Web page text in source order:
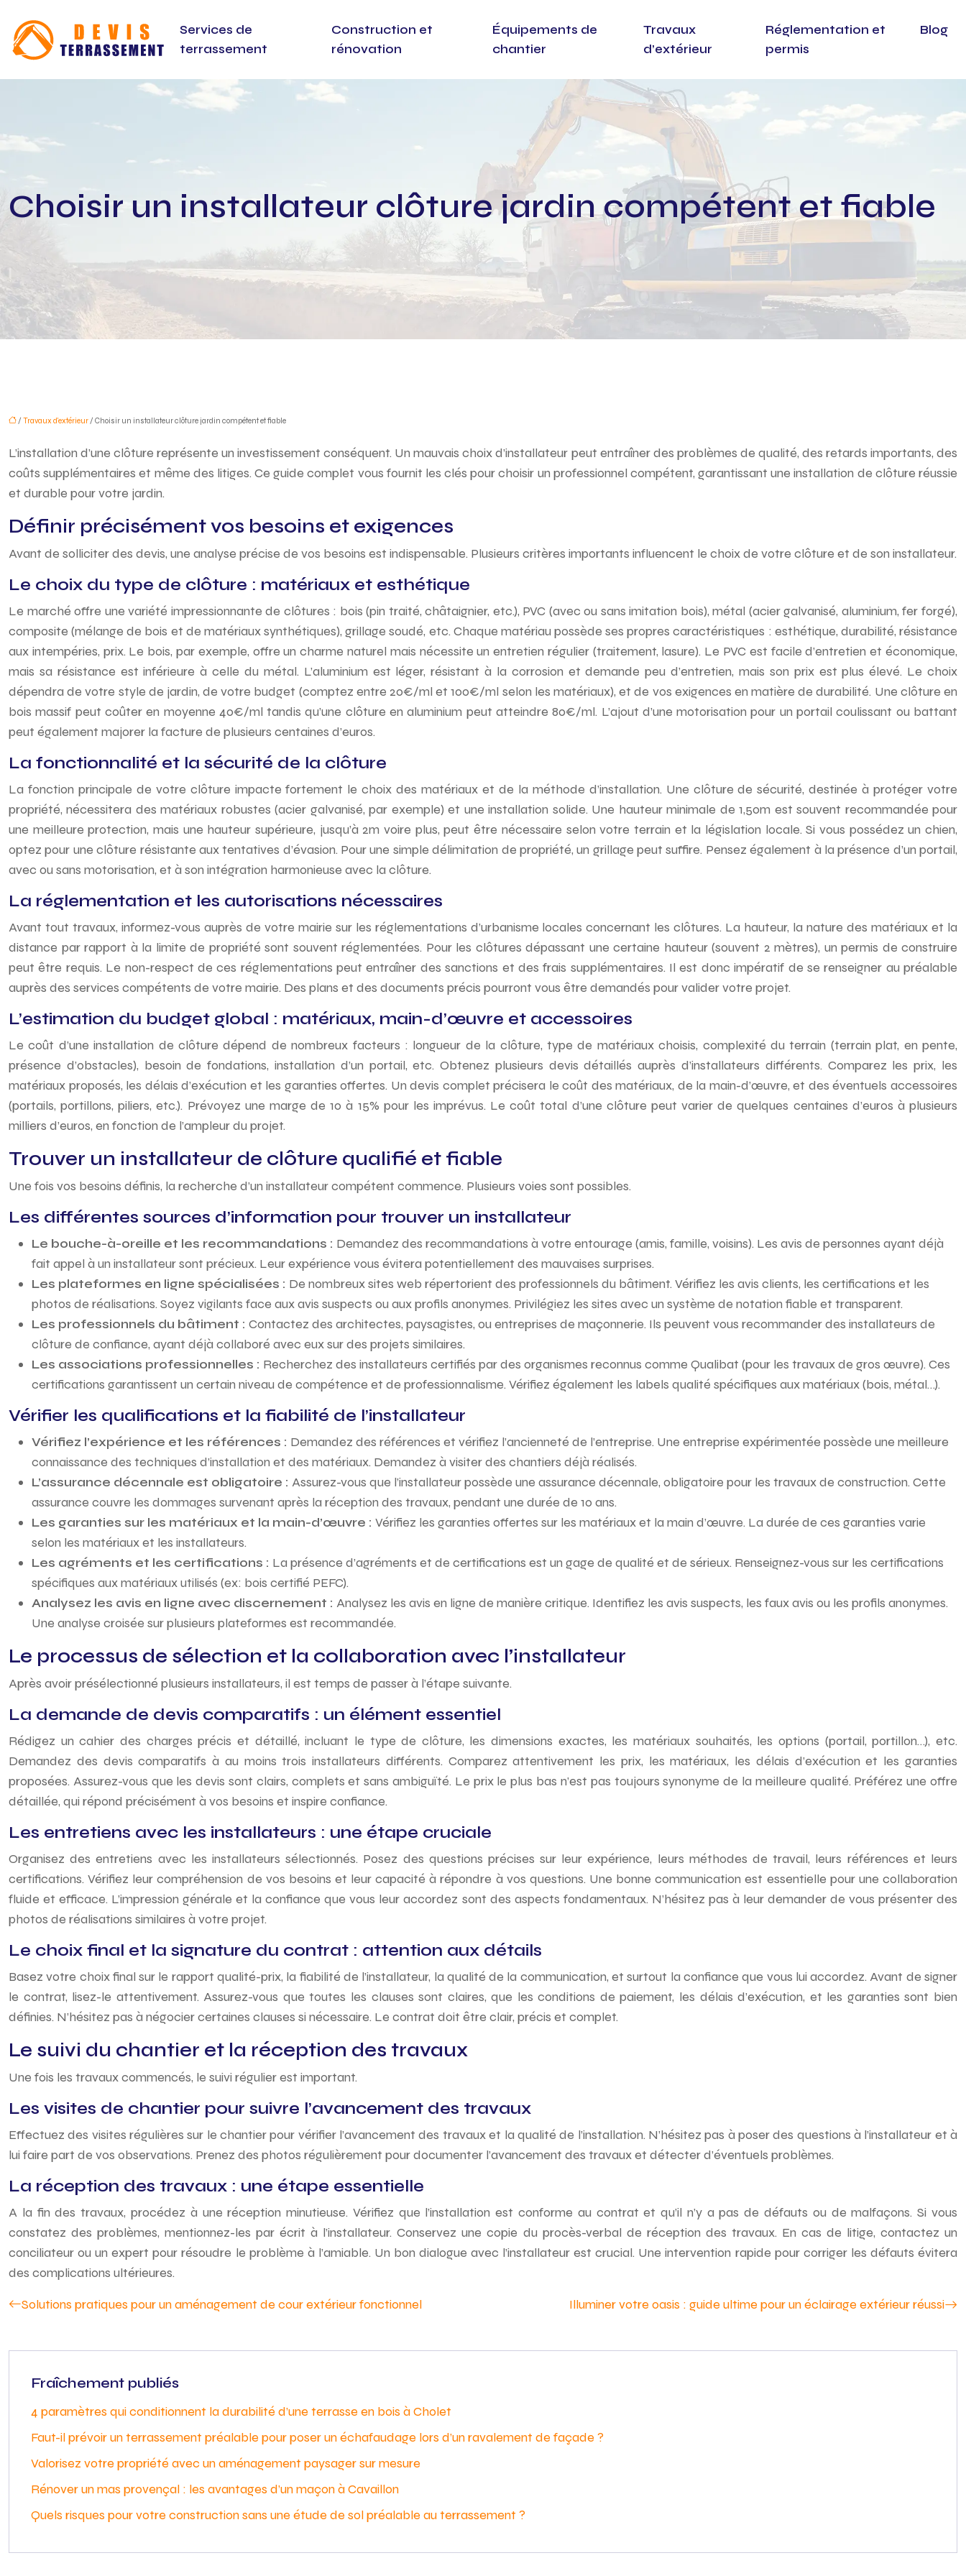
Services de
terrassement
Construction et
rénovation
Équipements de
chantier
Travaux
d’extérieur
Réglementation et
permis
Blog
Choisir un installateur clôture jardin compétent et fiable
/ Travaux d'extérieur/ Choisir un installateur clôture jardin compétent et fiable
L’installation d’une clôture représente un investissement conséquent. Un mauvais choix d’installateur peut entraîner des problèmes de qualité, des retards importants, des
coûts supplémentaires et même des litiges. Ce guide complet vous fournit les clés pour choisir un professionnel compétent, garantissant une installation de clôture réussie
et durable pour votre jardin.
Définir précisément vos besoins et exigences
Avant de solliciter des devis, une analyse précise de vos besoins est indispensable. Plusieurs critères importants influencent le choix de votre clôture et de son installateur.
Le choix du type de clôture : matériaux et esthétique
Le marché offre une variété impressionnante de clôtures : bois (pin traité, châtaignier, etc.), PVC (avec ou sans imitation bois), métal (acier galvanisé, aluminium, fer forgé),
composite (mélange de bois et de matériaux synthétiques), grillage soudé, etc. Chaque matériau possède ses propres caractéristiques : esthétique, durabilité, résistance
aux intempéries, prix. Le bois, par exemple, offre un charme naturel mais nécessite un entretien régulier (traitement, lasure). Le PVC est facile d’entretien et économique,
mais sa résistance est inférieure à celle du métal. L’aluminium est léger, résistant à la corrosion et demande peu d’entretien, mais son prix est plus élevé. Le choix
dépendra de votre style de jardin, de votre budget (comptez entre 20€/ml et 100€/ml selon les matériaux), et de vos exigences en matière de durabilité. Une clôture en
bois massif peut coûter en moyenne 40€/ml tandis qu’une clôture en aluminium peut atteindre 80€/ml. L’ajout d’une motorisation pour un portail coulissant ou battant
peut également majorer la facture de plusieurs centaines d’euros.
La fonctionnalité et la sécurité de la clôture
La fonction principale de votre clôture impacte fortement le choix des matériaux et de la méthode d’installation. Une clôture de sécurité, destinée à protéger votre
propriété, nécessitera des matériaux robustes (acier galvanisé, par exemple) et une installation solide. Une hauteur minimale de 1,50m est souvent recommandée pour
une meilleure protection, mais une hauteur supérieure, jusqu’à 2m voire plus, peut être nécessaire selon votre terrain et la législation locale. Si vous possédez un chien,
optez pour une clôture résistante aux tentatives d’évasion. Pour une simple délimitation de propriété, un grillage peut suffire. Pensez également à la présence d’un portail,
avec ou sans motorisation, et à son intégration harmonieuse avec la clôture.
La réglementation et les autorisations nécessaires
Avant tout travaux, informez-vous auprès de votre mairie sur les réglementations d’urbanisme locales concernant les clôtures. La hauteur, la nature des matériaux et la
distance par rapport à la limite de propriété sont souvent réglementées. Pour les clôtures dépassant une certaine hauteur (souvent 2 mètres), un permis de construire
peut être requis. Le non-respect de ces réglementations peut entraîner des sanctions et des frais supplémentaires. Il est donc impératif de se renseigner au préalable
auprès des services compétents de votre mairie. Des plans et des documents précis pourront vous être demandés pour valider votre projet.
L’estimation du budget global : matériaux, main-d’œuvre et accessoires
Le coût d’une installation de clôture dépend de nombreux facteurs : longueur de la clôture, type de matériaux choisis, complexité du terrain (terrain plat, en pente,
présence d’obstacles), besoin de fondations, installation d’un portail, etc. Obtenez plusieurs devis détaillés auprès d’installateurs différents. Comparez les prix, les
matériaux proposés, les délais d’exécution et les garanties offertes. Un devis complet précisera le coût des matériaux, de la main-d’œuvre, et des éventuels accessoires
(portails, portillons, piliers, etc.). Prévoyez une marge de 10 à 15% pour les imprévus. Le coût total d’une clôture peut varier de quelques centaines d’euros à plusieurs
milliers d’euros, en fonction de l’ampleur du projet.
Trouver un installateur de clôture qualifié et fiable
Une fois vos besoins définis, la recherche d’un installateur compétent commence. Plusieurs voies sont possibles.
Les différentes sources d’information pour trouver un installateur
Le bouche-à-oreille et les recommandations : Demandez des recommandations à votre entourage (amis, famille, voisins). Les avis de personnes ayant déjà
fait appel à un installateur sont précieux. Leur expérience vous évitera potentiellement des mauvaises surprises.
Les plateformes en ligne spécialisées : De nombreux sites web répertorient des professionnels du bâtiment. Vérifiez les avis clients, les certifications et les
photos de réalisations. Soyez vigilants face aux avis suspects ou aux profils anonymes. Privilégiez les sites avec un système de notation fiable et transparent.
Les professionnels du bâtiment : Contactez des architectes, paysagistes, ou entreprises de maçonnerie. Ils peuvent vous recommander des installateurs de
clôture de confiance, ayant déjà collaboré avec eux sur des projets similaires.
Les associations professionnelles : Recherchez des installateurs certifiés par des organismes reconnus comme Qualibat (pour les travaux de gros œuvre). Ces
certifications garantissent un certain niveau de compétence et de professionnalisme. Vérifiez également les labels qualité spécifiques aux matériaux (bois, métal…).
Vérifier les qualifications et la fiabilité de l’installateur
Vérifiez l’expérience et les références : Demandez des références et vérifiez l’ancienneté de l’entreprise. Une entreprise expérimentée possède une meilleure
connaissance des techniques d’installation et des matériaux. Demandez à visiter des chantiers déjà réalisés.
L’assurance décennale est obligatoire : Assurez-vous que l’installateur possède une assurance décennale, obligatoire pour les travaux de construction. Cette
assurance couvre les dommages survenant après la réception des travaux, pendant une durée de 10 ans.
Les garanties sur les matériaux et la main-d’œuvre : Vérifiez les garanties offertes sur les matériaux et la main d’œuvre. La durée de ces garanties varie
selon les matériaux et les installateurs.
Les agréments et les certifications : La présence d’agréments et de certifications est un gage de qualité et de sérieux. Renseignez-vous sur les certifications
spécifiques aux matériaux utilisés (ex: bois certifié PEFC).
Analysez les avis en ligne avec discernement : Analysez les avis en ligne de manière critique. Identifiez les avis suspects, les faux avis ou les profils anonymes.
Une analyse croisée sur plusieurs plateformes est recommandée.
Le processus de sélection et la collaboration avec l’installateur
Après avoir présélectionné plusieurs installateurs, il est temps de passer à l’étape suivante.
La demande de devis comparatifs : un élément essentiel
Rédigez un cahier des charges précis et détaillé, incluant le type de clôture, les dimensions exactes, les matériaux souhaités, les options (portail, portillon…), etc.
Demandez des devis comparatifs à au moins trois installateurs différents. Comparez attentivement les prix, les matériaux, les délais d’exécution et les garanties
proposées. Assurez-vous que les devis sont clairs, complets et sans ambiguïté. Le prix le plus bas n’est pas toujours synonyme de la meilleure qualité. Préférez une offre
détaillée, qui répond précisément à vos besoins et inspire confiance.
Les entretiens avec les installateurs : une étape cruciale
Organisez des entretiens avec les installateurs sélectionnés. Posez des questions précises sur leur expérience, leurs méthodes de travail, leurs références et leurs
certifications. Vérifiez leur compréhension de vos besoins et leur capacité à répondre à vos questions. Une bonne communication est essentielle pour une collaboration
fluide et efficace. L’impression générale et la confiance que vous leur accordez sont des aspects fondamentaux. N’hésitez pas à leur demander de vous présenter des
photos de réalisations similaires à votre projet.
Le choix final et la signature du contrat : attention aux détails
Basez votre choix final sur le rapport qualité-prix, la fiabilité de l’installateur, la qualité de la communication, et surtout la confiance que vous lui accordez. Avant de signer
le contrat, lisez-le attentivement. Assurez-vous que toutes les clauses sont claires, que les conditions de paiement, les délais d’exécution, et les garanties sont bien
définies. N’hésitez pas à négocier certaines clauses si nécessaire. Le contrat doit être clair, précis et complet.
Le suivi du chantier et la réception des travaux
Une fois les travaux commencés, le suivi régulier est important.
Les visites de chantier pour suivre l’avancement des travaux
Effectuez des visites régulières sur le chantier pour vérifier l’avancement des travaux et la qualité de l’installation. N’hésitez pas à poser des questions à l’installateur et à
lui faire part de vos observations. Prenez des photos régulièrement pour documenter l’avancement des travaux et détecter d’éventuels problèmes.
La réception des travaux : une étape essentielle
A la fin des travaux, procédez à une réception minutieuse. Vérifiez que l’installation est conforme au contrat et qu’il n’y a pas de défauts ou de malfaçons. Si vous
constatez des problèmes, mentionnez-les par écrit à l’installateur. Conservez une copie du procès-verbal de réception des travaux. En cas de litige, contactez un
conciliateur ou un expert pour résoudre le problème à l’amiable. Un bon dialogue avec l’installateur est crucial. Une intervention rapide pour corriger les défauts évitera
des complications ultérieures.
Solutions pratiques pour un aménagement de cour extérieur fonctionnel
Illuminer votre oasis : guide ultime pour un éclairage extérieur réussi
Fraîchement publiés
4 paramètres qui conditionnent la durabilité d’une terrasse en bois à Cholet
Faut-il prévoir un terrassement préalable pour poser un échafaudage lors d’un ravalement de façade ?
Valorisez votre propriété avec un aménagement paysager sur mesure
Rénover un mas provençal : les avantages d’un maçon à Cavaillon
Quels risques pour votre construction sans une étude de sol préalable au terrassement ?